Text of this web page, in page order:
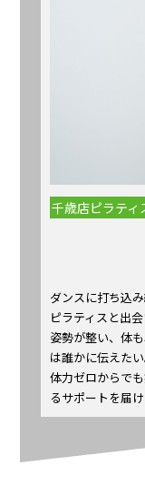
千歳店ピラティ
ダンスに打ち込
ピラティスと出会
姿勢が整い、体
は誰かに伝えたい
体力ゼロからで
るサポートを届け